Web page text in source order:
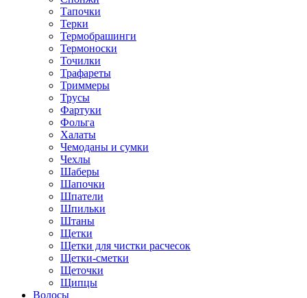
Тапочки
Терки
Термобрашинги
Термоноски
Точилки
Трафареты
Триммеры
Трусы
Фартуки
Фольга
Халаты
Чемоданы и сумки
Чехлы
Шаберы
Шапочки
Шпатели
Шпильки
Штаны
Щетки
Щетки для чистки расчесок
Щетки-сметки
Щеточки
Щипцы
Волосы